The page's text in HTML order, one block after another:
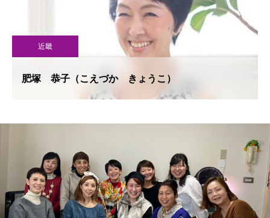
近畿
肥塚 恭子（こえづか きょうこ）